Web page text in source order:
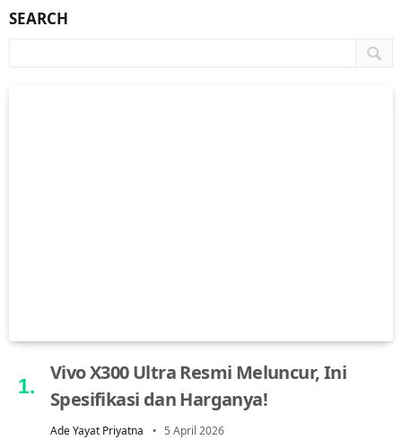
SEARCH
Vivo X300 Ultra Resmi Meluncur, Ini
Spesifikasi dan Harganya!
Ade Yayat Priyatna 5 April 2026